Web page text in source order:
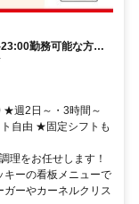
勤務可能な方大
★週2日～・3時間～
自由 ★固定シフトも
理をお任せします！
キーの看板メニューで
ガーやカーネルクリス